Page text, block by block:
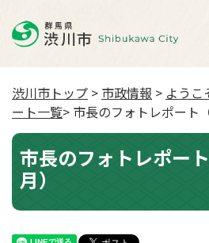
渋川市トップ > 市政情報 > ようこ
ート一覧> 市長のフォトレポート
市長のフォトレポー
月）